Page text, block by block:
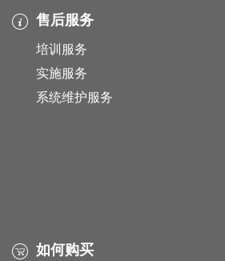
售后服务
培训服务
实施服务
系统维护服务
如何购买